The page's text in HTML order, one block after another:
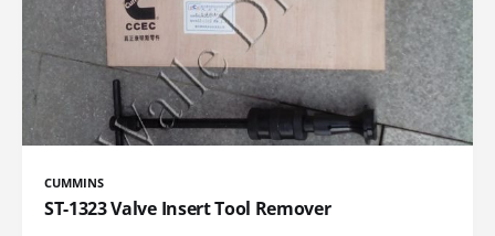
CUMMINS
ST-1323 Valve Insert Tool Remover